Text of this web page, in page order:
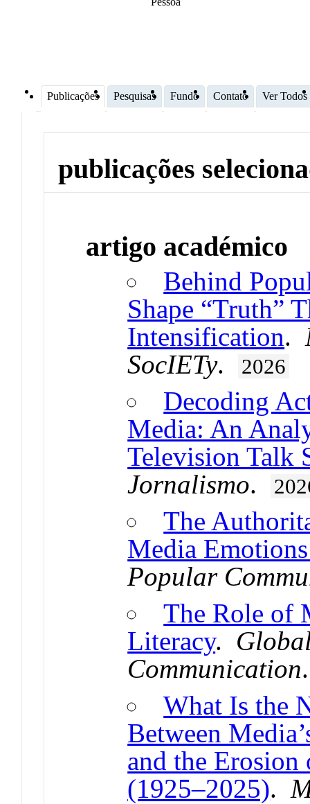
Publicações Pesquisas Fundo Contato Ver Todos
publicações
artigo académico
Behind
Shape “Truth”
Intensification.
SocIETy. 2026
Decoding
Media: An
Television Talk
Jornalismo.
The
Media
Popular
The Role of
Literacy.
Communication
What Is the
Between
and the
(1925–2025).